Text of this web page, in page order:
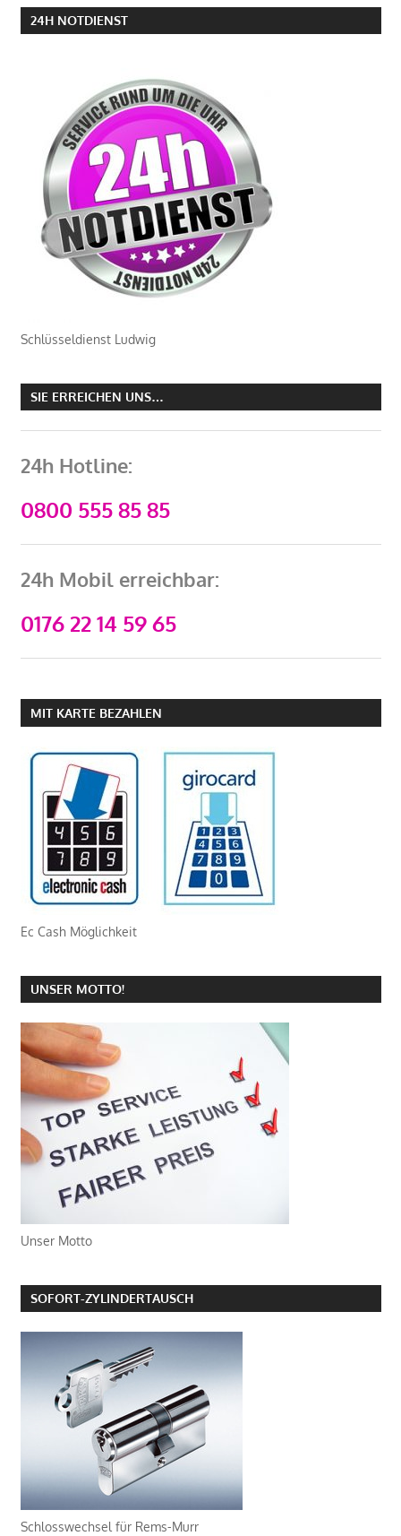
24H NOTDIENST
Schlüsseldienst Ludwig
SIE ERREICHEN UNS…
24h Hotline:
0800 555 85 85
24h Mobil erreichbar:
0176 22 14 59 65
MIT KARTE BEZAHLEN
Ec Cash Möglichkeit
UNSER MOTTO!
Unser Motto
SOFORT-ZYLINDERTAUSCH
Schlosswechsel für Rems-Murr